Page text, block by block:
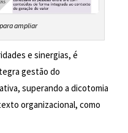
ampliar
e sinergias, é
gestão do
superando a dicotomia
organizacional, como